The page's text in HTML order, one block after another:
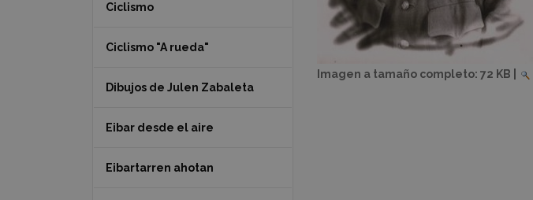
Imagen a tamaño completo: 72 KB
Ciclismo
Ciclismo "A rueda"
Dibujos de Julen Zabaleta
Eibar desde el aire
Eibartarren ahotan